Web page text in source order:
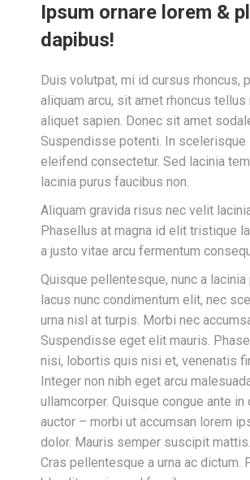
Ipsum ornare lorem &
dapibus!
Duis volutpat, mi id cursus rhoncus,
aliquam arcu, sit amet rhoncus tellus
aliquet sapien. Donec sit amet
Suspendisse potenti. In scelerisque
eleifend consectetur. Sed lacinia
lacinia purus faucibus non.
Aliquam gravida risus nec velit
Phasellus at magna id elit tristique
a justo vitae arcu fermentum
Quisque pellentesque, nunc a lacinia
lacus nunc condimentum elit, nec
urna nisl at turpis. Morbi nec
Suspendisse eget elit mauris.
nisi, lobortis quis nisi et, venenatis
Integer non nibh eget arcu
ullamcorper. Quisque congue ante in
auctor – morbi ut accumsan lorem
dolor. Mauris semper suscipit mattis.
Cras pellentesque a urna ac dictum.